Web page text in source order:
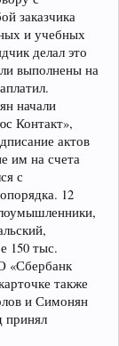
заказчика
и учебных
делал это
выполнены на
начали
Контакт»,
актов
им на счета
с
12
150 тыс.
«Сбербанк
также
и Симонян
принял